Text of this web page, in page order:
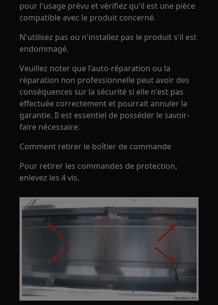
pour l'usage prévu et vérifiez qu'il est une pièce
compatible avec le produit concerné.
N'utilisez pas ou n'installez pas le produit s'il est
endommagé.
Veuillez noter que l'auto-réparation ou la
réparation non professionnelle peut avoir des
conséquences sur la sécurité si elle n'est pas
effectuée correctement et pourrait annuler la
garantie. Il est essentiel de posséder le savoir-
faire nécessaire.
Comment retirer le boîtier de commande
Pour retirer les commandes de protection,
enlevez les 4 vis.